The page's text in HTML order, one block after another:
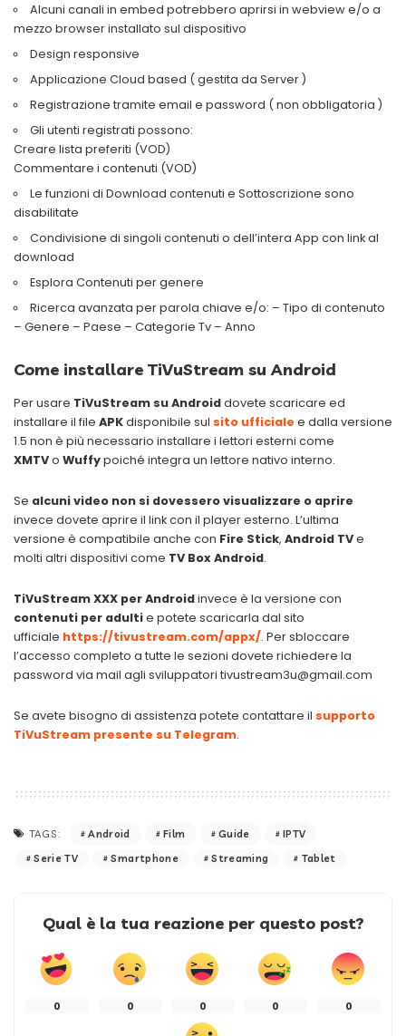
Alcuni canali in embed potrebbero aprirsi in webview e/o a
mezzo browser installato sul dispositivo
Design responsive
Applicazione Cloud based ( gestita da Server )
Registrazione tramite email e password ( non obbligatoria )
Gli utenti registrati possono:
Creare lista preferiti (VOD)
Commentare i contenuti (VOD)
Le funzioni di Download contenuti e Sottoscrizione sono
disabilitate
Condivisione di singoli contenuti o dell’intera App con link al
download
Esplora Contenuti per genere
Ricerca avanzata per parola chiave e/o: – Tipo di contenuto
– Genere – Paese – Categorie Tv – Anno
Come installare TiVuStream su Android
Per usare TiVuStream su Androiddovete scaricare ed
installare il file APKdisponibile sul sito ufficiale e dalla versione
1.5 non è più necessario installare i lettori esterni come
XMTVo Wuffypoiché integra un lettore nativo interno.
Se alcuni video non si dovessero visualizzare o aprire
invece dovete aprire il link con il player esterno. L’ultima
versione è compatibile anche con Fire Stick, Android TVe
molti altri dispositivi come TV Box Android.
TiVuStreamXXX per Androidinvece è la versione con
contenuti per adultie potete scaricarla dal sito
ufficiale https://tivustream.com/appx/. Per sbloccare
l’accesso completo a tutte le sezioni dovete richiedere la
password via mail agli sviluppatori tivustream3u@gmail.com
Se avete bisogno di assistenza potete contattare il supporto
TiVuStream presente su Telegram.
TAGS: Android Film Guide
IPTV
Serie TV
Smartphone Streaming Tablet
Qual è la tua reazione per questo post?
0 0 0 0 0